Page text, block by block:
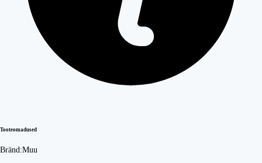
Tooteomadused
Bränd:Muu